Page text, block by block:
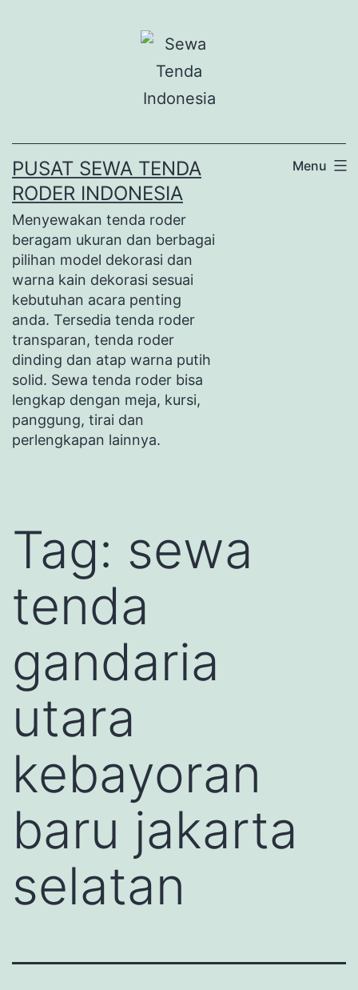
PUSAT SEWA TENDA
RODER INDONESIA
Menyewakan tenda roder
beragam ukuran dan berbagai
pilihan model dekorasi dan
warna kain dekorasi sesuai
kebutuhan acara penting
anda. Tersedia tenda roder
transparan, tenda roder
dinding dan atap warna putih
solid. Sewa tenda roder bisa
lengkap dengan meja, kursi,
panggung, tirai dan
perlengkapan lainnya.
Menu
Tag: sewa
tenda
gandaria
utara
kebayoran
baru jakarta
selatan